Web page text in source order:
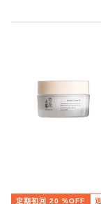
定期初回 20 %OFF